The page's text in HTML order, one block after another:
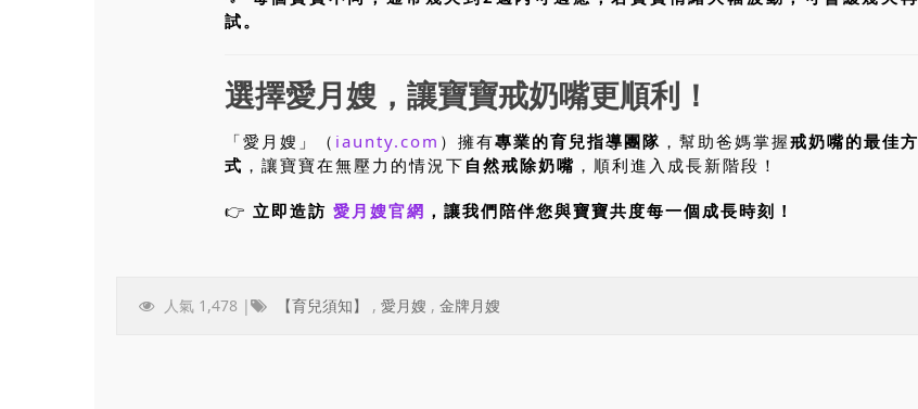
試。
選擇愛月嫂，讓寶寶戒奶嘴更順利！
「愛月嫂」（ iaunty.com ）擁有專業的育兒指導團隊 ，幫助爸媽掌握戒奶嘴的最佳方
式 ，讓寶寶在無壓力的情況下 自然戒除奶嘴 ，順利進入成長新階段！
👉 立即造訪 愛月嫂官網 ，讓我們陪伴您與寶寶共度每一個成長時刻！
人氣 1,478 | 【育兒須知】 , 愛月嫂 , 金牌月嫂